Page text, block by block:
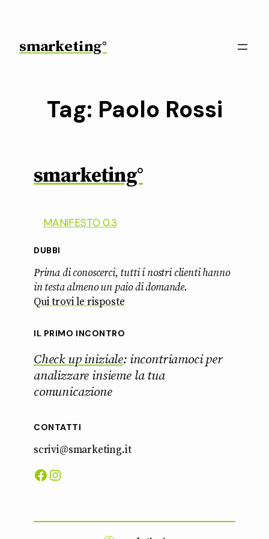
smarketing°
Tag: Paolo Rossi
smarketing°
MANIFESTO 0.3
DUBBI
Prima di conoscerci, tutti i nostri clienti hanno
in testa almeno un paio di domande.
Qui trovi le risposte
IL PRIMO INCONTRO
Check up iniziale: incontriamoci per
analizzare insieme la tua
comunicazione
CONTATTI
scrivi@smarketing.it
Facebook Instagram